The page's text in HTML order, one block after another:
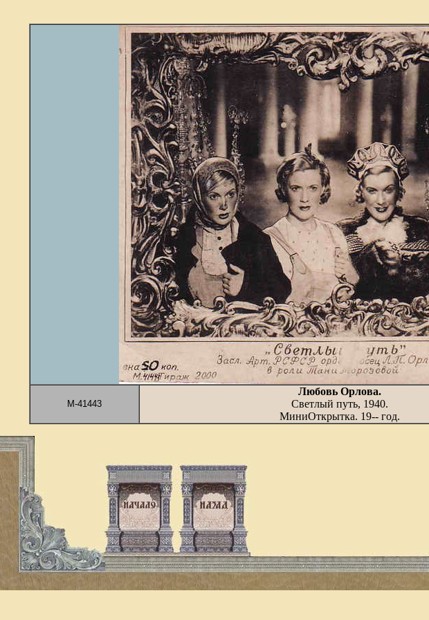
М-41443
Любовь Орлова.
Светлый путь, 1940.
МиниОткрытка. 19-- год.